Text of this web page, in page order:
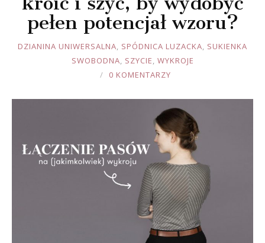
pełen potencjał wzoru?
JOULE
DZIANINA UNIWERSALNA, SPÓDNICA LUZACKA, SUKIENKA
SWOBODNA, SZYCIE, WYKROJE
0 KOMENTARZY